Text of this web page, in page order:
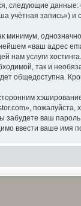
следующие
учётная запись»)
минимум,
«ваш адрес
нам услуги
так и
общедоступна.
пожалуйста,
забудете ваш
ввести ваше имя